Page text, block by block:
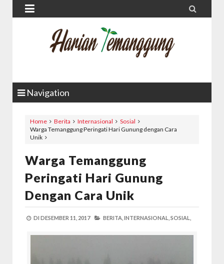
 
Navigation
Home Berita Internasional
Sosial
Warga Temanggung Peringati Hari Gunung dengan Cara
Unik
Warga Temanggung
Peringati Hari Gunung
Dengan Cara Unik
DI DESEMBER 11, 2017 BERITA, INTERNASIONAL, SOSIAL,